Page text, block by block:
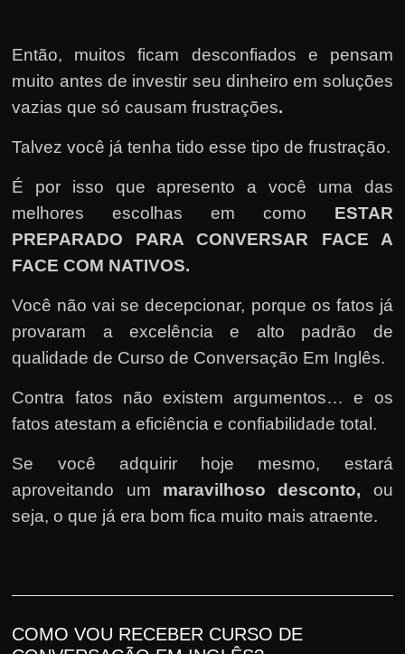
Então, muitos ficam desconfiados e pensam
muito antes de investir seu dinheiro em soluções
vazias que só causam frustrações.
Talvez você já tenha tido esse tipo de frustração.
É por isso que apresento a você uma das
melhores escolhas em como ESTAR
PREPARADO PARA CONVERSAR FACE A
FACE COM NATIVOS.
Você não vai se decepcionar, porque os fatos já
provaram a excelência e alto padrão de
qualidade de Curso de Conversação Em Inglês.
Contra fatos não existem argumentos… e os
fatos atestam a eficiência e confiabilidade total.
Se você adquirir hoje mesmo, estará
aproveitando um maravilhoso desconto, ou
seja, o que já era bom fica muito mais atraente.
COMO VOU RECEBER CURSO DE